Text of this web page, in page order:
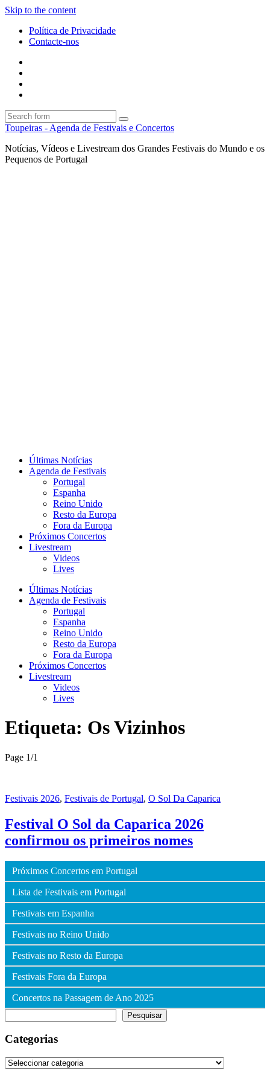
Skip to the content
Política de Privacidade
Contacte-nos
Search
Toupeiras - Agenda de Festivais e Concertos
Notícias, Vídeos e Livestream dos Grandes Festivais do Mundo e os
Pequenos de Portugal
Últimas Notícias
Agenda de Festivais
Portugal
Espanha
Reino Unido
Resto da Europa
Fora da Europa
Próximos Concertos
Livestream
Videos
Lives
Últimas Notícias
Agenda de Festivais
Portugal
Espanha
Reino Unido
Resto da Europa
Fora da Europa
Próximos Concertos
Livestream
Videos
Lives
Etiqueta: Os Vizinhos
Page 1/1
Festivais 2026, Festivais de Portugal, O Sol Da Caparica
Festival O Sol da Caparica 2026
confirmou os primeiros nomes
Próximos Concertos em Portugal
Lista de Festivais em Portugal
Festivais em Espanha
Festivais no Reino Unido
Festivais no Resto da Europa
Festivais Fora da Europa
Concertos na Passagem de Ano 2025
Pesquisar
Categorias
Categorias